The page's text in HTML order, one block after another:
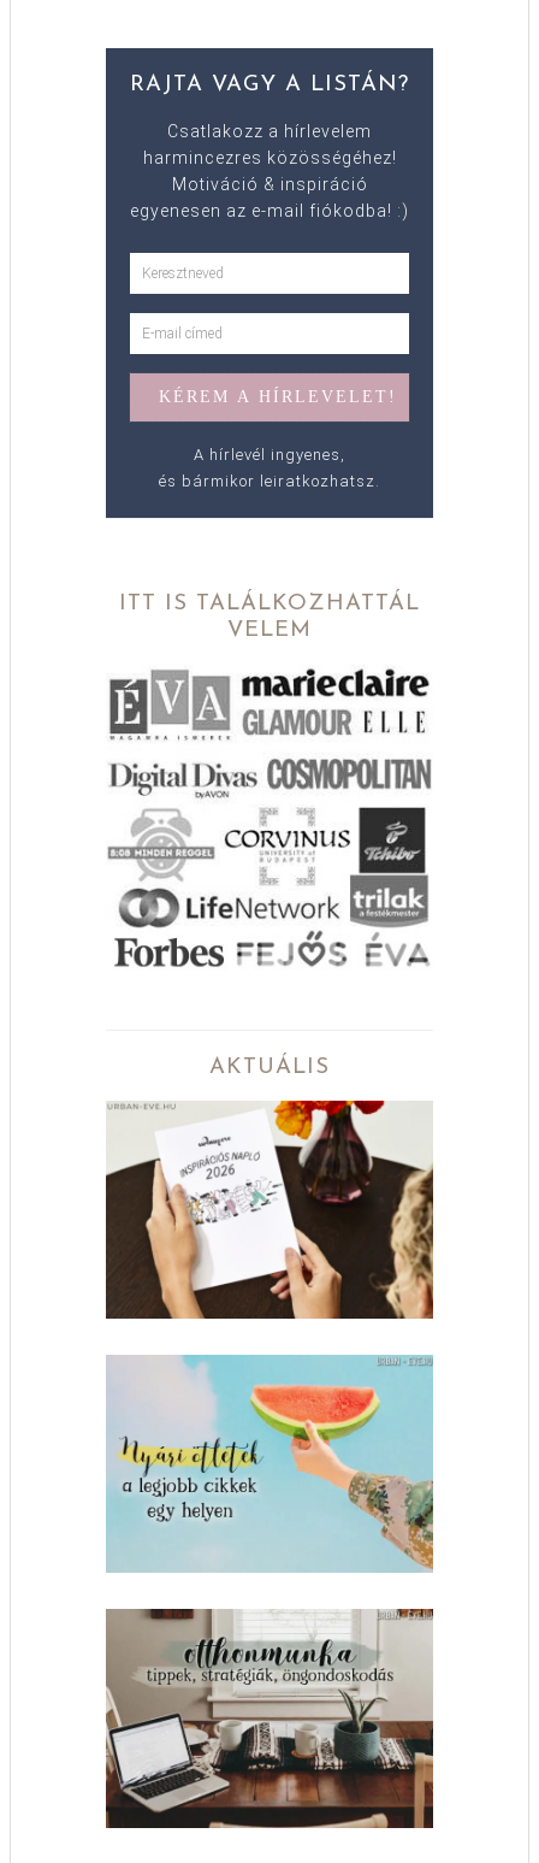
RAJTA VAGY A LISTÁN?
Csatlakozz a hírlevelem
harmincezres közösségéhez!
Motiváció & inspiráció
egyenesen az e-mail fiókodba! :)
A hírlevél ingyenes,
és bármikor leiratkozhatsz.
ITT IS TALÁLKOZHATTÁL
VELEM
AKTUÁLIS